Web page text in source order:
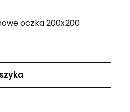
oczka 200x200